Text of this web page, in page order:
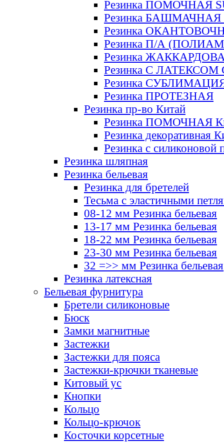
Резинка ПОМОЧНАЯ
Резинка БАШМАЧНАЯ
Резинка
Резинка П/А
Резинка
Резинка С ЛАТЕКСОМ
Резинка
Резинка ПРОТЕЗНАЯ
Резинка пр-во Китай
Резинка ПОМОЧНАЯ
Резинка декоративная
Резинка с силиконовой
Резинка шляпная
Резинка бельевая
Резинка для бретелей
Тесьма с эластичными
08-12 мм Резинка бельевая
13-17 мм Резинка бельевая
18-22 мм Резинка бельевая
23-30 мм Резинка бельевая
32 =>> мм Резинка бельевая
Резинка латексная
Бельевая фурнитура
Бретели силиконовые
Бюск
Замки магнитные
Застежки
Застежки для пояса
Застежки-крючки тканевые
Китовый ус
Кнопки
Кольцо
Кольцо-крючок
Косточки корсетные